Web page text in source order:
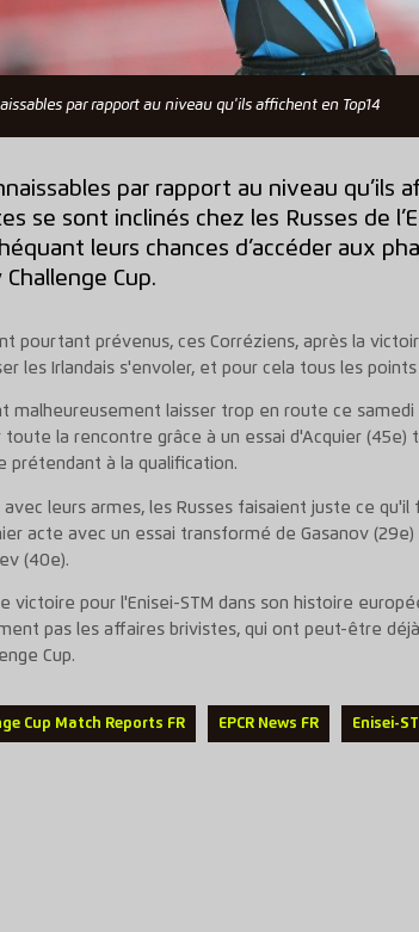
par rapport au niveau qu'ils affichent en Top14
par rapport au niveau qu’ils
se sont inclinés chez les Russes de
leurs chances d’accéder aux
Challenge Cup.
pourtant prévenus, ces Corréziens, après la
les Irlandais s'envoler, et pour cela tous les
malheureusement laisser trop en route ce samedi
toute la rencontre grâce à un essai d'Acquier (45e)
prétendant à la qualification.
avec leurs armes, les Russes faisaient juste ce
acte avec un essai transformé de Gasanov
(40e).
victoire pour l'Enisei-STM dans son histoire
pas les affaires brivistes, qui ont peut-être
Cup.
Cup Match Reports FR EPCR News FR Enisei-